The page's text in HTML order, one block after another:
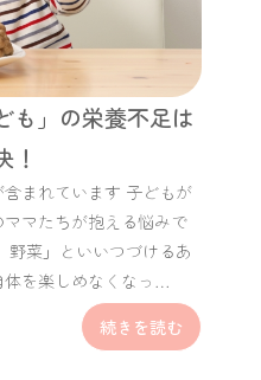
も」の栄養不足は
！
まれています 子どもが
マたちが抱える悩みで
野菜」といいつづけるあ
体を楽しめなくなっ…
続きを読む